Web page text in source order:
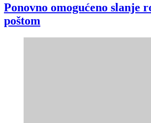
Ponovno omogućeno slanje
poštom